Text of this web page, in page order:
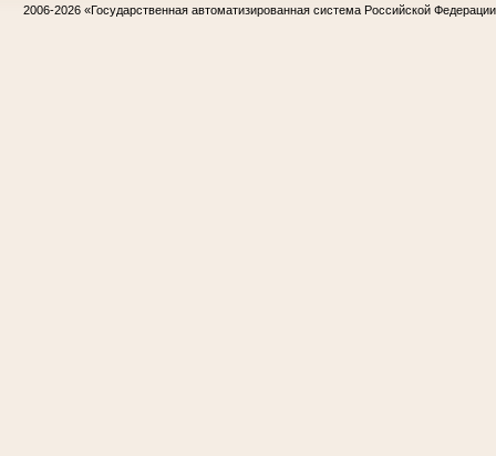
2006-2026 «Государственная автоматизированная система Российской